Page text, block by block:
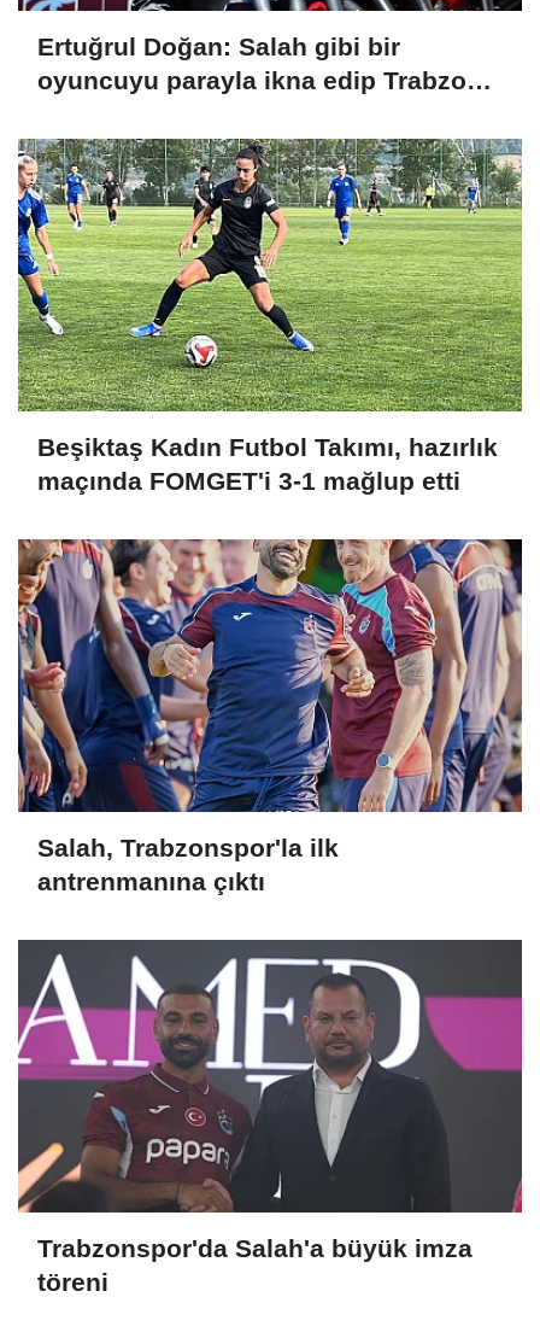
Ertuğrul Doğan: Salah gibi bir
oyuncuyu parayla ikna edip Trabzon'a
Beşiktaş Kadın Futbol Takımı, hazırlık
maçında FOMGET'i 3-1 mağlup etti
Salah, Trabzonspor'la ilk
antrenmanına çıktı
Trabzonspor'da Salah'a büyük imza
töreni